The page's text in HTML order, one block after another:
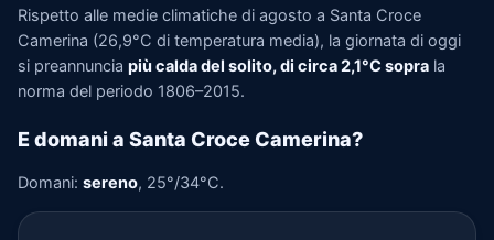
Rispetto alle medie climatiche di agosto a Santa Croce
Camerina (26,9°C di temperatura media), la giornata di oggi
si preannuncia più calda del solito, di circa 2,1°C sopra la
norma del periodo 1806–2015.
E domani a Santa Croce Camerina?
Domani: sereno, 25°/34°C.